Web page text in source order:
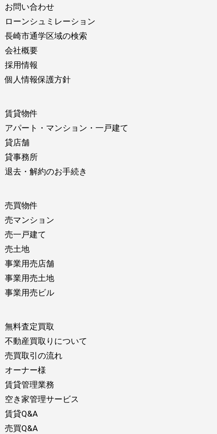
お問い合わせ
ローンシュミレーション
長崎市通学区域の検索
会社概要
採用情報
個人情報保護方針
賃貸物件
アパート・マンション・一戸建て
貸店舗
貸事務所
退去・解約のお手続き
売買物件
売マンション
売一戸建て
売土地
事業用売店舗
事業用売土地
事業用売ビル
無料査定買取
不動産買取りについて
売買取引の流れ
オーナー様
賃貸管理業務
空き家管理サービス
賃貸Q&A
売買Q&A